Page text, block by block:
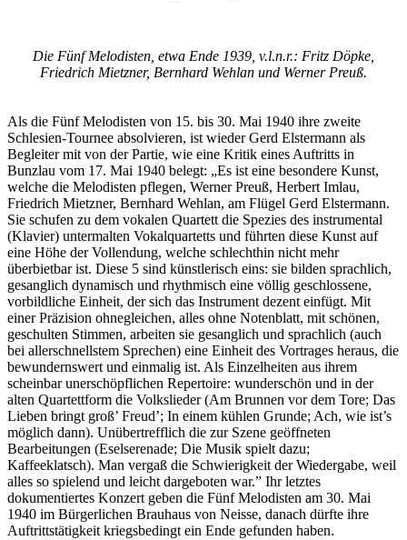
Die Fünf Melodisten, etwa Ende 1939, v.l.n.r.: Fritz Döpke,
Friedrich Mietzner, Bernhard Wehlan und Werner Preuß.
Als die Fünf Melodisten von 15. bis 30. Mai 1940 ihre zweite
Schlesien-Tournee absolvieren, ist wieder Gerd Elstermann als
Begleiter mit von der Partie, wie eine Kritik eines Auftritts in
Bunzlau vom 17. Mai 1940 belegt: „Es ist eine besondere Kunst,
welche die Melodisten pflegen, Werner Preuß, Herbert Imlau,
Friedrich Mietzner, Bernhard Wehlan, am Flügel Gerd Elstermann.
Sie schufen zu dem vokalen Quartett die Spezies des instrumental
(Klavier) untermalten Vokalquartetts und führten diese Kunst auf
eine Höhe der Vollendung, welche schlechthin nicht mehr
überbietbar ist. Diese 5 sind künstlerisch eins: sie bilden sprachlich,
gesanglich dynamisch und rhythmisch eine völlig geschlossene,
vorbildliche Einheit, der sich das Instrument dezent einfügt. Mit
einer Präzision ohnegleichen, alles ohne Notenblatt, mit schönen,
geschulten Stimmen, arbeiten sie gesanglich und sprachlich (auch
bei allerschnellstem Sprechen) eine Einheit des Vortrages heraus, die
bewundernswert und einmalig ist. Als Einzelheiten aus ihrem
scheinbar unerschöpflichen Repertoire: wunderschön und in der
alten Quartettform die Volkslieder (Am Brunnen vor dem Tore; Das
Lieben bringt groß’ Freud’; In einem kühlen Grunde; Ach, wie ist’s
möglich dann). Unübertrefflich die zur Szene geöffneten
Bearbeitungen (Eselserenade; Die Musik spielt dazu;
Kaffeeklatsch). Man vergaß die Schwierigkeit der Wiedergabe, weil
alles so spielend und leicht dargeboten war.” Ihr letztes
dokumentiertes Konzert geben die Fünf Melodisten am 30. Mai
1940 im Bürgerlichen Brauhaus von Neisse, danach dürfte ihre
Auftrittstätigkeit kriegsbedingt ein Ende gefunden haben.